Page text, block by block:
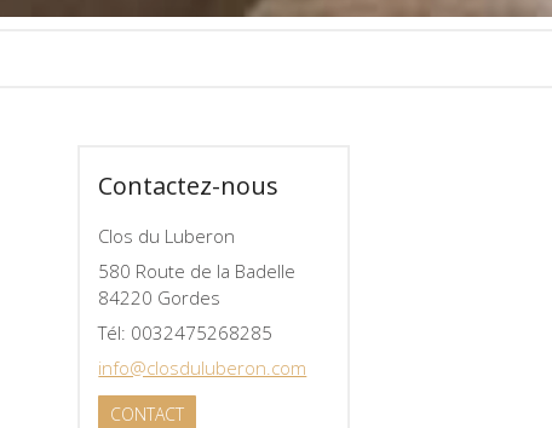
Contactez-nous
Clos du Luberon
580 Route de la Badelle
84220 Gordes
Tél: 0032475268285
info@closduluberon.com
CONTACT